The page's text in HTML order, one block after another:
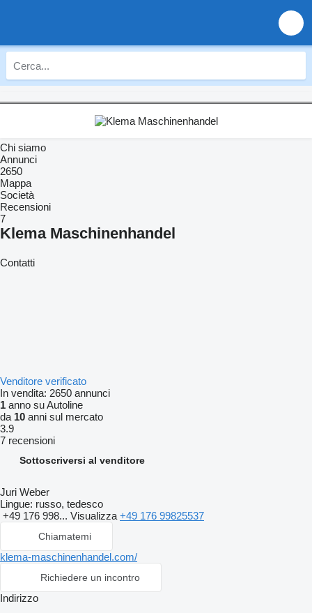
Chi siamo
Annunci
2650
Mappa
Società
Recensioni
7
Klema Maschinenhandel
Contatti
Venditore verificato
In vendita: 2650 annunci
1 anno su Autoline
da 10 anni sul mercato
3.9
7 recensioni
Sottoscriversi al venditore
Juri Weber
Lingue: russo, tedesco
+49 176 998... Visualizza +49 176 99825537
Chiamatemi
klema-maschinenhandel.com/
Richiedere un incontro
Indirizzo